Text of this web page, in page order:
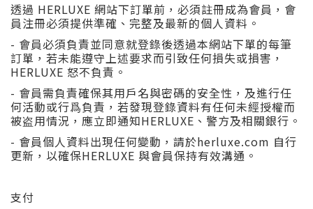
透過 HERLUXE 網站下訂單前，必須註冊成為會員，會
員注冊必須提供準確、完整及最新的個人資料。
- 會員必須負責並同意就登錄後透過本網站下單的每筆
訂單，若未能遵守上述要求而引致任何損失或損害，
HERLUXE 怒不負責。
- 會員需負責確保其用戶名與密碼的安全性，及進行任
何活動或行爲負責，若發現登錄資料有任何未經授權而
被盗用情況，應立即通知HERLUXE、警方及相關銀行。
- 會員個人資料出現任何變動，請於herluxe.com 自行
更新，以確保HERLUXE 與會員保持有效溝通。
支付